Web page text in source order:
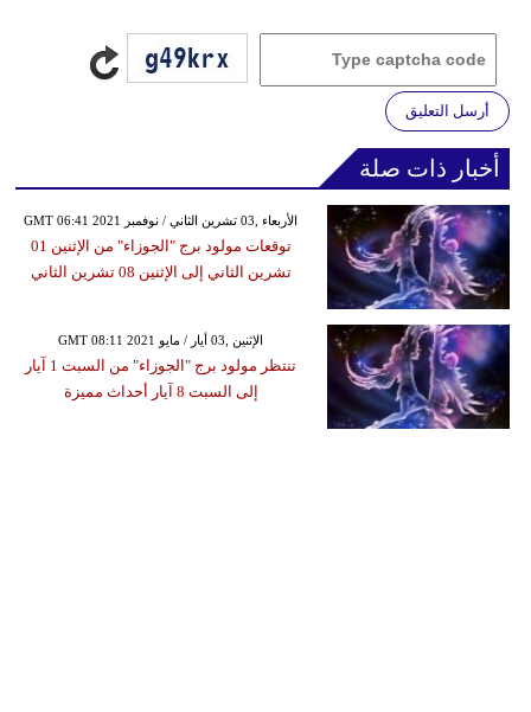
أرسل التعليق
أخبار ذات صلة
GMT 06:41 2021 الأربعاء ,03 تشرين الثاني / نوفمبر
توقعات مولود برج "الجوزاء" من الإثنين 01
تشرين الثاني إلى الإثنين 08 تشرين الثاني
GMT 08:11 2021 الإثنين ,03 أيار / مايو
تنتظر مولود برج "الجوزاء" من السبت 1 آيار
إلى السبت 8 آيار أحداث مميزة